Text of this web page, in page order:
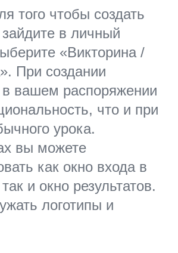
того чтобы создать
в личный
«Викторина /
При создании
вашем распоряжении
что и при
урока.
вы можете
как окно входа в
и окно результатов.
логотипы и